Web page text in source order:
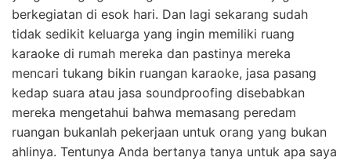
berkegiatan di esok hari. Dan lagi sekarang sudah
tidak sedikit keluarga yang ingin memiliki ruang
karaoke di rumah mereka dan pastinya mereka
mencari tukang bikin ruangan karaoke, jasa pasang
kedap suara atau jasa soundproofing disebabkan
mereka mengetahui bahwa memasang peredam
ruangan bukanlah pekerjaan untuk orang yang bukan
ahlinya. Tentunya Anda bertanya tanya untuk apa saya